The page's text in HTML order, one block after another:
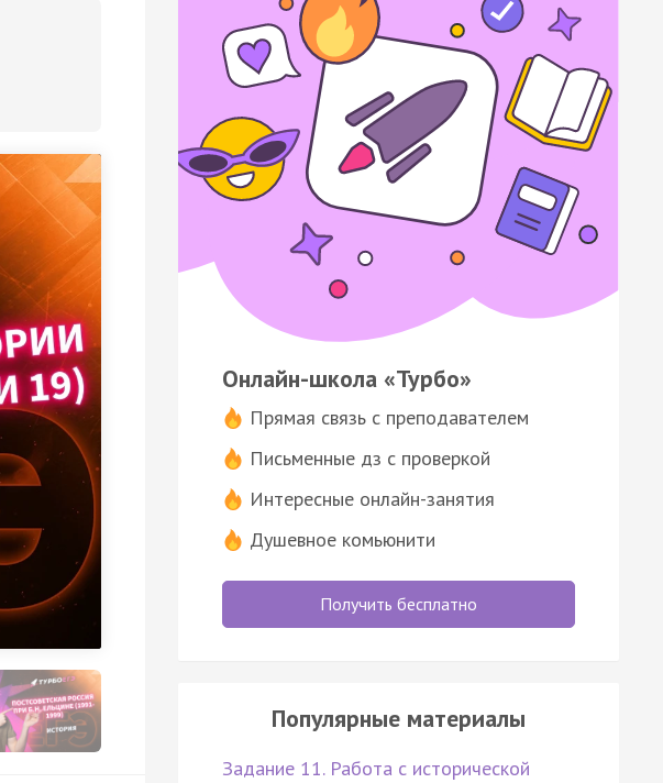
Онлайн-школа «Турбо»
Прямая связь с преподавателем
Письменные дз с проверкой
Интересные онлайн-занятия
Душевное комьюнити
Получить бесплатно
Популярные материалы
Задание 11. Работа с исторической